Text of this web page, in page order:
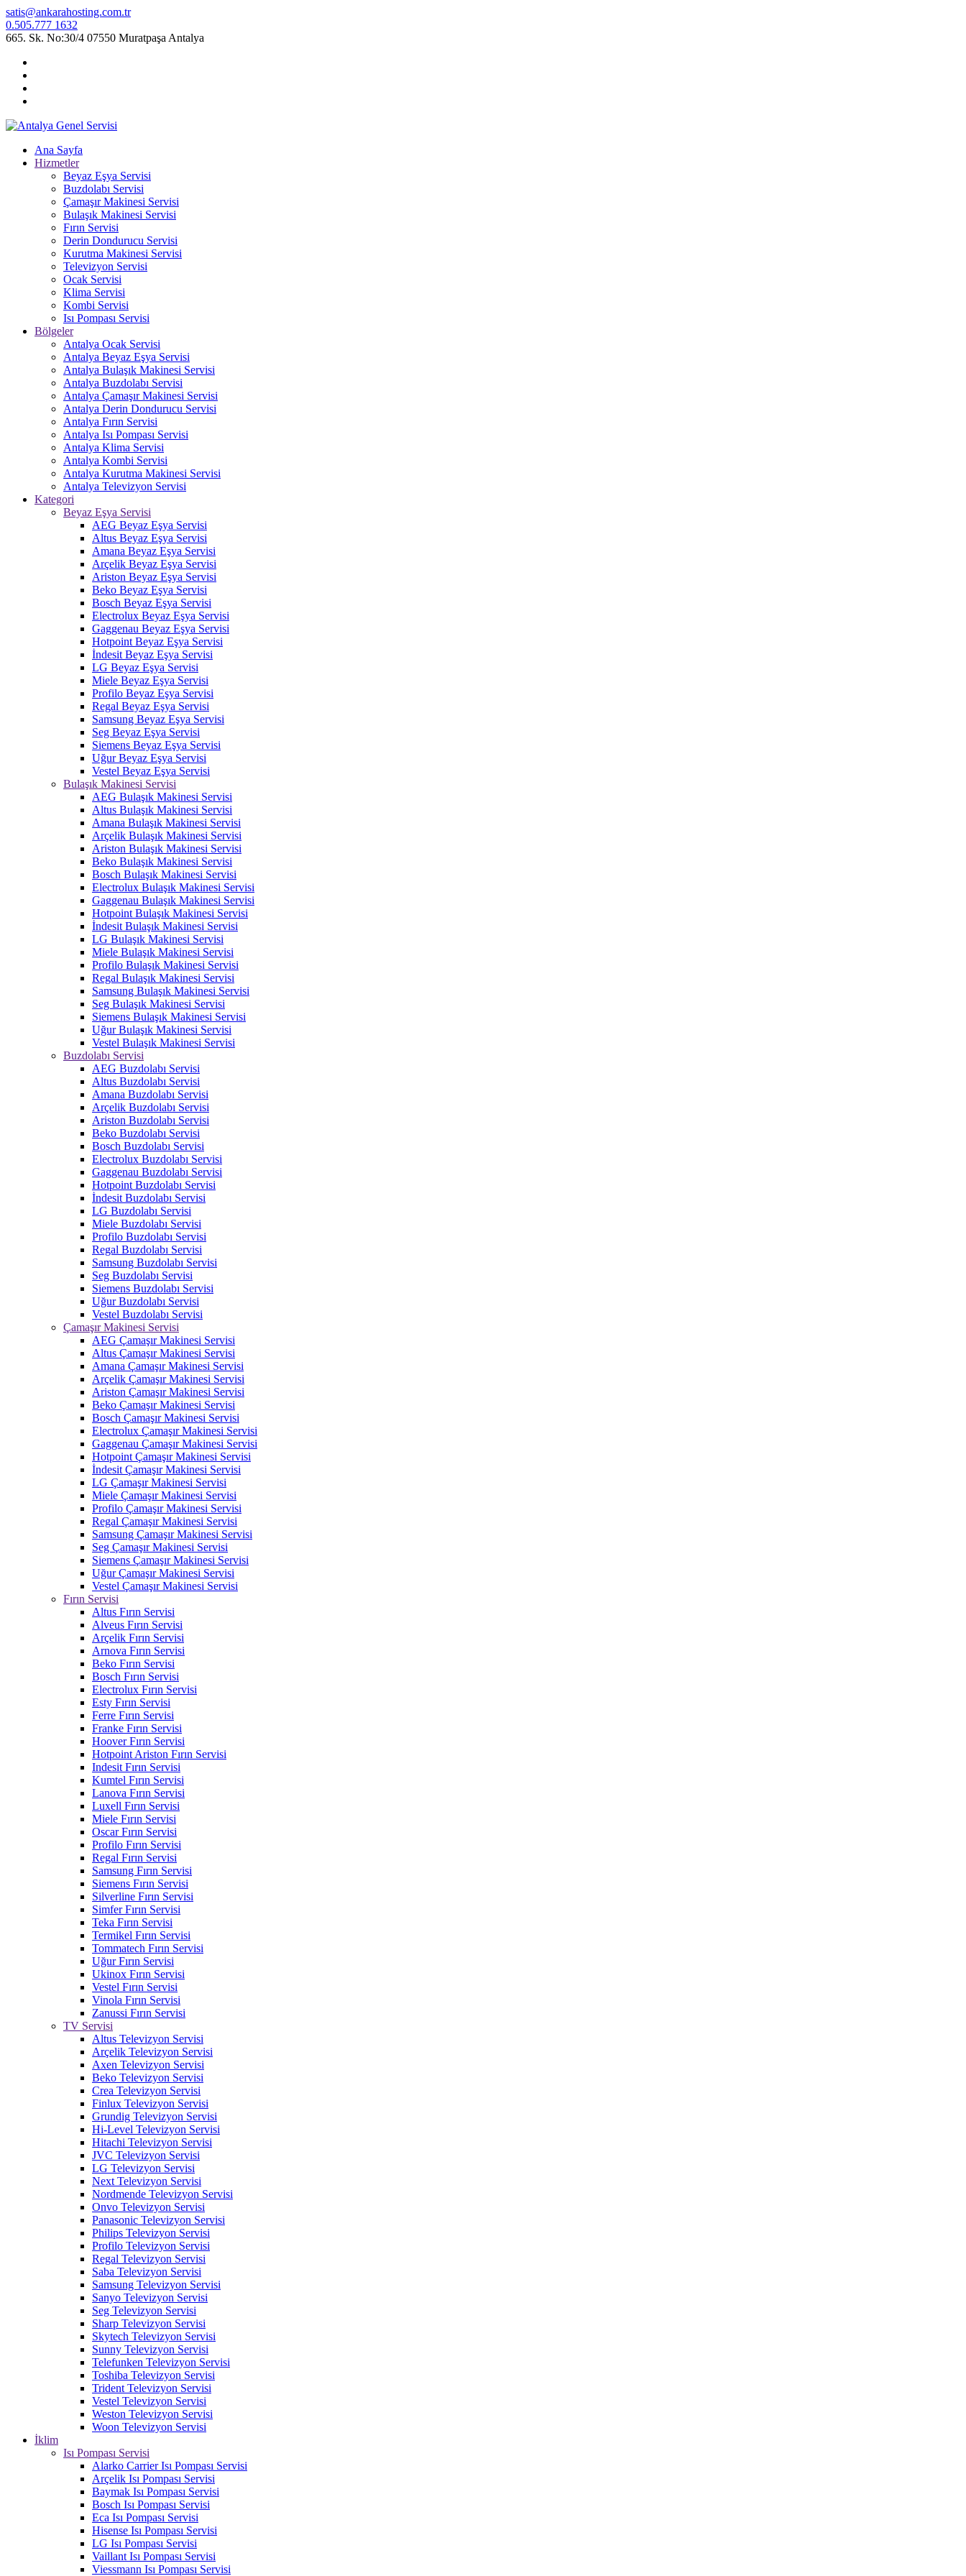
satis@ankarahosting.com.tr
0.505.777 1632
665. Sk. No:30/4 07550 Muratpaşa Antalya
Ana Sayfa
Hizmetler
Beyaz Eşya Servisi
Buzdolabı Servisi
Çamaşır Makinesi Servisi
Bulaşık Makinesi Servisi
Fırın Servisi
Derin Dondurucu Servisi
Kurutma Makinesi Servisi
Televizyon Servisi
Ocak Servisi
Klima Servisi
Kombi Servisi
Isı Pompası Servisi
Bölgeler
Antalya Ocak Servisi
Antalya Beyaz Eşya Servisi
Antalya Bulaşık Makinesi Servisi
Antalya Buzdolabı Servisi
Antalya Çamaşır Makinesi Servisi
Antalya Derin Dondurucu Servisi
Antalya Fırın Servisi
Antalya Isı Pompası Servisi
Antalya Klima Servisi
Antalya Kombi Servisi
Antalya Kurutma Makinesi Servisi
Antalya Televizyon Servisi
Kategori
Beyaz Eşya Servisi
AEG Beyaz Eşya Servisi
Altus Beyaz Eşya Servisi
Amana Beyaz Eşya Servisi
Arçelik Beyaz Eşya Servisi
Ariston Beyaz Eşya Servisi
Beko Beyaz Eşya Servisi
Bosch Beyaz Eşya Servisi
Electrolux Beyaz Eşya Servisi
Gaggenau Beyaz Eşya Servisi
Hotpoint Beyaz Eşya Servisi
İndesit Beyaz Eşya Servisi
LG Beyaz Eşya Servisi
Miele Beyaz Eşya Servisi
Profilo Beyaz Eşya Servisi
Regal Beyaz Eşya Servisi
Samsung Beyaz Eşya Servisi
Seg Beyaz Eşya Servisi
Siemens Beyaz Eşya Servisi
Uğur Beyaz Eşya Servisi
Vestel Beyaz Eşya Servisi
Bulaşık Makinesi Servisi
AEG Bulaşık Makinesi Servisi
Altus Bulaşık Makinesi Servisi
Amana Bulaşık Makinesi Servisi
Arçelik Bulaşık Makinesi Servisi
Ariston Bulaşık Makinesi Servisi
Beko Bulaşık Makinesi Servisi
Bosch Bulaşık Makinesi Servisi
Electrolux Bulaşık Makinesi Servisi
Gaggenau Bulaşık Makinesi Servisi
Hotpoint Bulaşık Makinesi Servisi
İndesit Bulaşık Makinesi Servisi
LG Bulaşık Makinesi Servisi
Miele Bulaşık Makinesi Servisi
Profilo Bulaşık Makinesi Servisi
Regal Bulaşık Makinesi Servisi
Samsung Bulaşık Makinesi Servisi
Seg Bulaşık Makinesi Servisi
Siemens Bulaşık Makinesi Servisi
Uğur Bulaşık Makinesi Servisi
Vestel Bulaşık Makinesi Servisi
Buzdolabı Servisi
AEG Buzdolabı Servisi
Altus Buzdolabı Servisi
Amana Buzdolabı Servisi
Arçelik Buzdolabı Servisi
Ariston Buzdolabı Servisi
Beko Buzdolabı Servisi
Bosch Buzdolabı Servisi
Electrolux Buzdolabı Servisi
Gaggenau Buzdolabı Servisi
Hotpoint Buzdolabı Servisi
İndesit Buzdolabı Servisi
LG Buzdolabı Servisi
Miele Buzdolabı Servisi
Profilo Buzdolabı Servisi
Regal Buzdolabı Servisi
Samsung Buzdolabı Servisi
Seg Buzdolabı Servisi
Siemens Buzdolabı Servisi
Uğur Buzdolabı Servisi
Vestel Buzdolabı Servisi
Çamaşır Makinesi Servisi
AEG Çamaşır Makinesi Servisi
Altus Çamaşır Makinesi Servisi
Amana Çamaşır Makinesi Servisi
Arçelik Çamaşır Makinesi Servisi
Ariston Çamaşır Makinesi Servisi
Beko Çamaşır Makinesi Servisi
Bosch Çamaşır Makinesi Servisi
Electrolux Çamaşır Makinesi Servisi
Gaggenau Çamaşır Makinesi Servisi
Hotpoint Çamaşır Makinesi Servisi
İndesit Çamaşır Makinesi Servisi
LG Çamaşır Makinesi Servisi
Miele Çamaşır Makinesi Servisi
Profilo Çamaşır Makinesi Servisi
Regal Çamaşır Makinesi Servisi
Samsung Çamaşır Makinesi Servisi
Seg Çamaşır Makinesi Servisi
Siemens Çamaşır Makinesi Servisi
Uğur Çamaşır Makinesi Servisi
Vestel Çamaşır Makinesi Servisi
Fırın Servisi
Altus Fırın Servisi
Alveus Fırın Servisi
Arçelik Fırın Servisi
Arnova Fırın Servisi
Beko Fırın Servisi
Bosch Fırın Servisi
Electrolux Fırın Servisi
Esty Fırın Servisi
Ferre Fırın Servisi
Franke Fırın Servisi
Hoover Fırın Servisi
Hotpoint Ariston Fırın Servisi
Indesit Fırın Servisi
Kumtel Fırın Servisi
Lanova Fırın Servisi
Luxell Fırın Servisi
Miele Fırın Servisi
Oscar Fırın Servisi
Profilo Fırın Servisi
Regal Fırın Servisi
Samsung Fırın Servisi
Siemens Fırın Servisi
Silverline Fırın Servisi
Simfer Fırın Servisi
Teka Fırın Servisi
Termikel Fırın Servisi
Tommatech Fırın Servisi
Uğur Fırın Servisi
Ukinox Fırın Servisi
Vestel Fırın Servisi
Vinola Fırın Servisi
Zanussi Fırın Servisi
TV Servisi
Altus Televizyon Servisi
Arçelik Televizyon Servisi
Axen Televizyon Servisi
Beko Televizyon Servisi
Crea Televizyon Servisi
Finlux Televizyon Servisi
Grundig Televizyon Servisi
Hi-Level Televizyon Servisi
Hitachi Televizyon Servisi
JVC Televizyon Servisi
LG Televizyon Servisi
Next Televizyon Servisi
Nordmende Televizyon Servisi
Onvo Televizyon Servisi
Panasonic Televizyon Servisi
Philips Televizyon Servisi
Profilo Televizyon Servisi
Regal Televizyon Servisi
Saba Televizyon Servisi
Samsung Televizyon Servisi
Sanyo Televizyon Servisi
Seg Televizyon Servisi
Sharp Televizyon Servisi
Skytech Televizyon Servisi
Sunny Televizyon Servisi
Telefunken Televizyon Servisi
Toshiba Televizyon Servisi
Trident Televizyon Servisi
Vestel Televizyon Servisi
Weston Televizyon Servisi
Woon Televizyon Servisi
İklim
Isı Pompası Servisi
Alarko Carrier Isı Pompası Servisi
Arçelik Isı Pompası Servisi
Baymak Isı Pompası Servisi
Bosch Isı Pompası Servisi
Eca Isı Pompası Servisi
Hisense Isı Pompası Servisi
LG Isı Pompası Servisi
Vaillant Isı Pompası Servisi
Viessmann Isı Pompası Servisi